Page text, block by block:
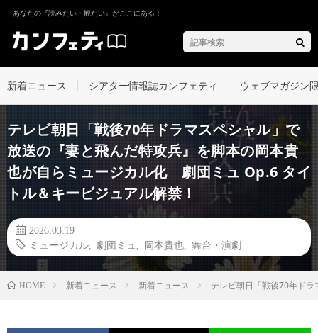
あなたの『読みたい・観たい』がここにある！
新着ニュース シアター情報誌カンフェティ ウェブマガジン
テレビ朝日「戦後70年ドラマスペシャル」で
放送の『妻と飛んだ特攻兵』を脚本の岡本貴
也が自らミュージカル化 劇団ミュ Op.6 タイ
トル＆キービジュアル解禁！
2026.03.19
ミュージカル
劇団ミュ 岡本貴也 舞台・演劇
HOME 新着ニュース 新着ニュース テレビ朝日「戦後70年ド